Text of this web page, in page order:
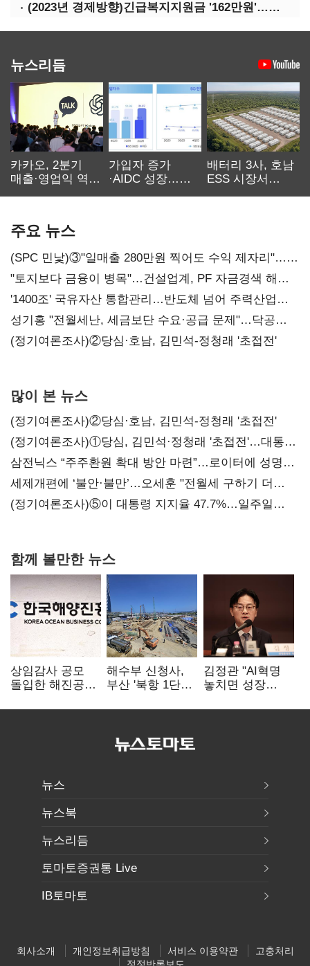
(2023년 경제방향)긴급복지지원금 '162만원'…기초연금 1만4000원·장애수당 2만원↑
뉴스리듬
카카오, 2분기
매출·영업익 역대
가입자 증가
·AIDC 성장…
배터리 3사, 호남
ESS 시장서
주요 뉴스
(SPC 민낯)③"일매출 280만원 찍어도 수익 제자리"…
점주 울리는 '상시 할인'
"토지보다 금융이 병목"…건설업계, PF 자금경색 해소
목소리
'1400조' 국유자산 통합관리…반도체 넘어 주력산업
구조혁신
성기홍 "전월세난, 세금보단 수요·공급 문제"…닥공
시사
(정기여론조사)②당심·호남, 김민석-정청래 '초접전'
많이 본 뉴스
(정기여론조사)②당심·호남, 김민석-정청래 '초접전'
(정기여론조사)①당심, 김민석·정청래 '초접전'…대통령
지지도 '50% 아래로'(종합)
삼전닉스 “주주환원 확대 방안 마련”…로이터에 성명
보내
세제개편에 ‘불안·불만’…오세훈 "전월세 구하기 더
힘들어질 것"
(정기여론조사)⑤이 대통령 지지율 47.7%…일주일
함께 볼만한 뉴스
상임감사 공모
돌입한 해진공
한층 강화"
해수부 신청사,
부산 '북항 1단계'
완공 목표
김정관 "AI혁명
놓치면 성장
메가프로젝트·
뉴스
뉴스북
뉴스리듬
토마토증권통 Live
IB토마토
회사소개 개인정보취급방침 서비스 이용약관
고충처리